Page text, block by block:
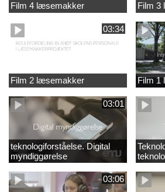
Film 4 læsemakker Film 3
03:34
Film 2 læsemakker Film 1
03:01
teknologiforståelse. Digital
myndiggørelse
03:06